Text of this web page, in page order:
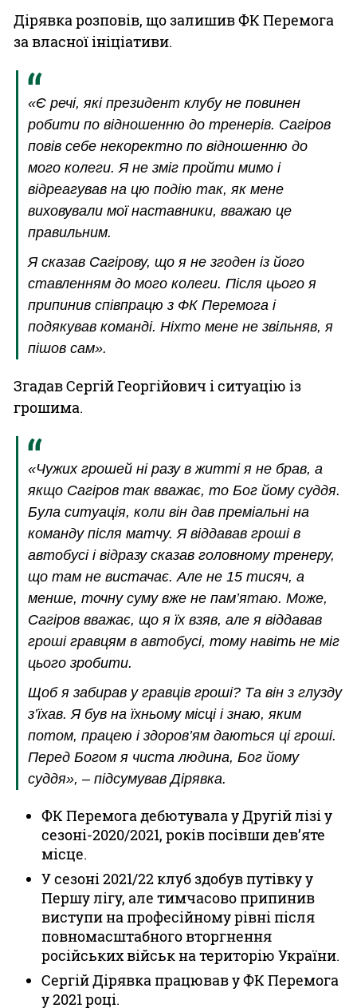
Дірявка розповів, що залишив ФК Перемога
за власної ініціативи.
«Є речі, які президент клубу не повинен
робити по відношенню до тренерів. Сагіров
повів себе некоректно по відношенню до
мого колеги. Я не зміг пройти мимо і
відреагував на цю подію так, як мене
виховували мої наставники, вважаю це
правильним.
Я сказав Сагірову, що я не згоден із його
ставленням до мого колеги. Після цього я
припинив співпрацю з ФК Перемога і
подякував команді. Ніхто мене не звільняв, я
пішов сам».
Згадав Сергій Георгійович і ситуацію із
грошима.
«Чужих грошей ні разу в житті я не брав, а
якщо Сагіров так вважає, то Бог йому суддя.
Була ситуація, коли він дав преміальні на
команду після матчу. Я віддавав гроші в
автобусі і відразу сказав головному тренеру,
що там не вистачає. Але не 15 тисяч, а
менше, точну суму вже не пам’ятаю. Може,
Сагіров вважає, що я їх взяв, але я віддавав
гроші гравцям в автобусі, тому навіть не міг
цього зробити.
Щоб я забирав у гравців гроші? Та він з глузду
з’їхав. Я був на їхньому місці і знаю, яким
потом, працею і здоров’ям даються ці гроші.
Перед Богом я чиста людина, Бог йому
суддя», – підсумував Дірявка.
ФК Перемога дебютувала у Другій лізі у
сезоні-2020/2021, років посівши дев’яте
місце.
У сезоні 2021/22 клуб здобув путівку у
Першу лігу, але тимчасово припинив
виступи на професійному рівні після
повномасштабного вторгнення
російських військ на територію України.
Сергій Дірявка працював у ФК Перемога
у 2021 році.